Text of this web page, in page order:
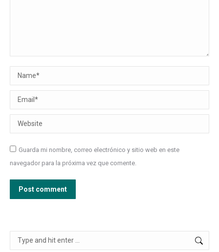
Guarda mi nombre, correo electrónico y sitio web en este
navegador para la próxima vez que comente.
Post comment